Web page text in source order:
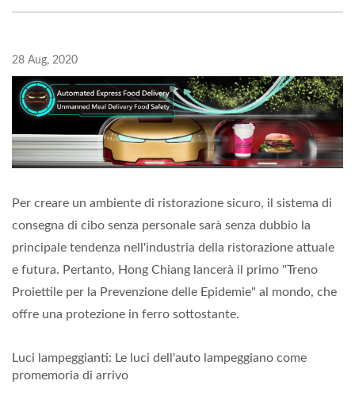
28 Aug, 2020
Per creare un ambiente di ristorazione sicuro, il sistema di
consegna di cibo senza personale sarà senza dubbio la
principale tendenza nell'industria della ristorazione attuale
e futura. Pertanto, Hong Chiang lancerà il primo "Treno
Proiettile per la Prevenzione delle Epidemie" al mondo, che
offre una protezione in ferro sottostante.
Luci lampeggianti: Le luci dell'auto lampeggiano come
promemoria di arrivo